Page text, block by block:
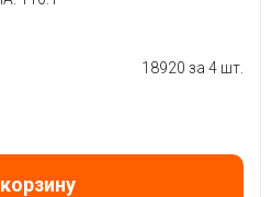
18920 за 4 шт.